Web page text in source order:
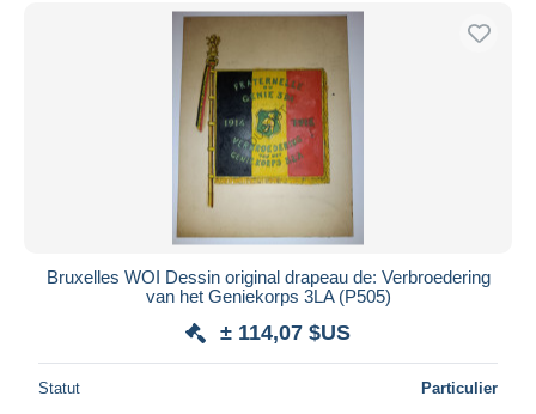
Uniquement en réduction
Livraison gratuite
Méthodes de paiement
Virement bancaire
Mastercard
iDeal
Maestro
Bruxelles WOI Dessin original drapeau de: Verbroedering
van het Geniekorps 3LA (P505)
± 114,07 $US
Statut Particulier